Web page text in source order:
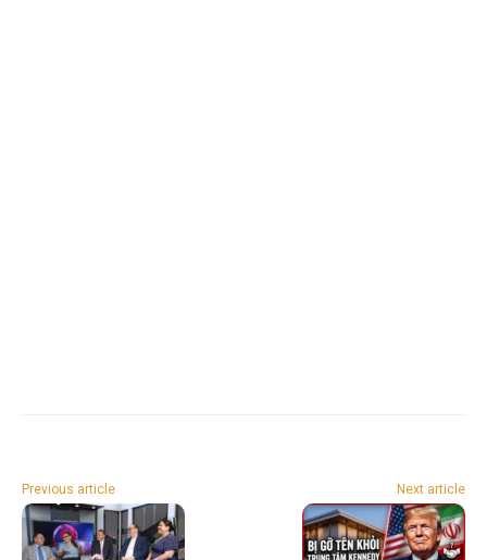
Previous article Next article